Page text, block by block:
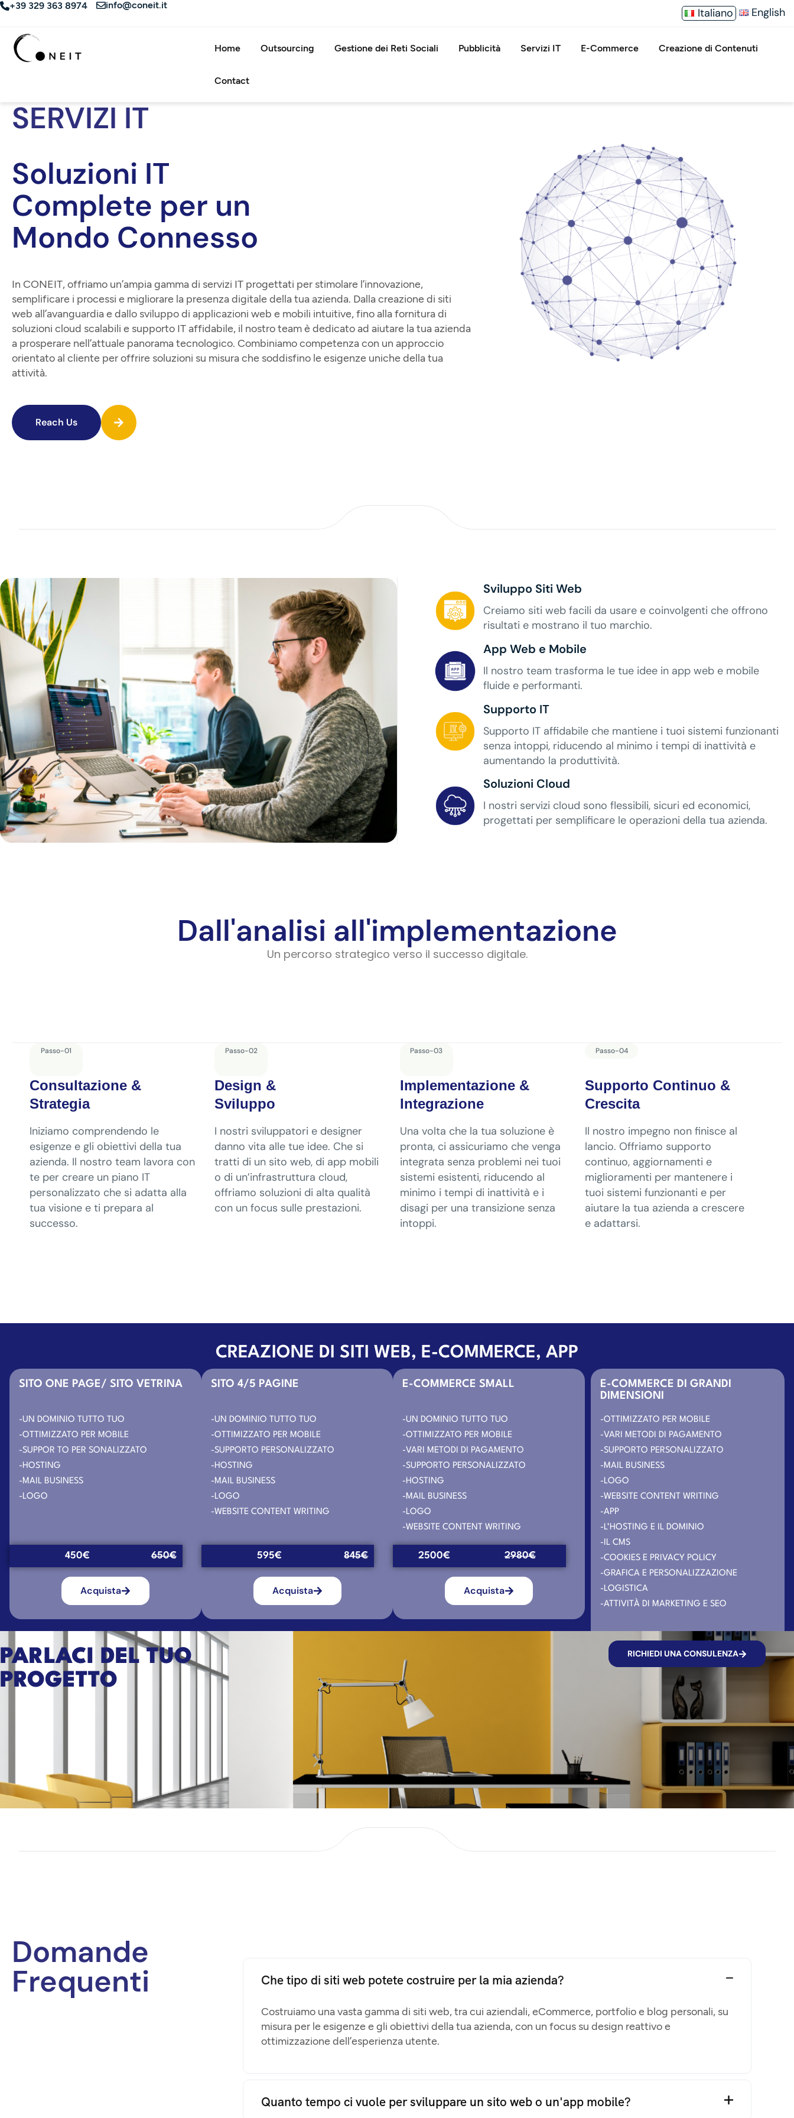
+39 329 363 8974 info@coneit.it
Italiano English
Home Outsourcing Gestione dei Reti Sociali Pubblicità Servizi IT E-Commerce Creazione di Contenuti
Contact
SERVIZI IT
Soluzioni IT
Complete per un
Mondo Connesso
In CONEIT, offriamo un’ampia gamma di servizi IT progettati per stimolare l’innovazione,
semplificare i processi e migliorare la presenza digitale della tua azienda. Dalla creazione di siti
web all’avanguardia e dallo sviluppo di applicazioni web e mobili intuitive, fino alla fornitura di
soluzioni cloud scalabili e supporto IT affidabile, il nostro team è dedicato ad aiutare la tua azienda
a prosperare nell’attuale panorama tecnologico. Combiniamo competenza con un approccio
orientato al cliente per offrire soluzioni su misura che soddisfino le esigenze uniche della tua
attività.
Reach Us
Sviluppo Siti Web
Creiamo siti web facili da usare e coinvolgenti che offrono
risultati e mostrano il tuo marchio.
App Web e Mobile
Il nostro team trasforma le tue idee in app web e mobile
fluide e performanti.
Supporto IT
Supporto IT affidabile che mantiene i tuoi sistemi funzionanti
senza intoppi, riducendo al minimo i tempi di inattività e
aumentando la produttività.
Soluzioni Cloud
I nostri servizi cloud sono flessibili, sicuri ed economici,
progettati per semplificare le operazioni della tua azienda.
Dall'analisi all'implementazione
Un percorso strategico verso il successo digitale.
Passo-01
Consultazione &
Strategia
Iniziamo comprendendo le
esigenze e gli obiettivi della tua
azienda. Il nostro team lavora con
te per creare un piano IT
personalizzato che si adatta alla
tua visione e ti prepara al
successo.
Passo-02
Design &
Sviluppo
I nostri sviluppatori e designer
danno vita alle tue idee. Che si
tratti di un sito web, di app mobili
o di un’infrastruttura cloud,
offriamo soluzioni di alta qualità
con un focus sulle prestazioni.
Passo-03
Implementazione &
Integrazione
Una volta che la tua soluzione è
pronta, ci assicuriamo che venga
integrata senza problemi nei tuoi
sistemi esistenti, riducendo al
minimo i tempi di inattività e i
disagi per una transizione senza
intoppi.
Passo-04
Supporto Continuo &
Crescita
Il nostro impegno non finisce al
lancio. Offriamo supporto
continuo, aggiornamenti e
miglioramenti per mantenere i
tuoi sistemi funzionanti e per
aiutare la tua azienda a crescere
e adattarsi.
CREAZIONE DI SITI WEB, E-COMMERCE, APP
SITO ONE PAGE/ SITO VETRINA
-UN DOMINIO TUTTO TUO
-OTTIMIZZATO PER MOBILE
-SUPPOR TO PER SONALIZZATO
-HOSTING
-MAIL BUSINESS
-LOGO
450€ 650€
Acquista
SITO 4/5 PAGINE
-UN DOMINIO TUTTO TUO
-OTTIMIZZATO PER MOBILE
-SUPPORTO PERSONALIZZATO
-HOSTING
-MAIL BUSINESS
-LOGO
-WEBSITE CONTENT WRITING
595€ 845€
Acquista
E-COMMERCE SMALL
-UN DOMINIO TUTTO TUO
-OTTIMIZZATO PER MOBILE
-VARI METODI DI PAGAMENTO
-SUPPORTO PERSONALIZZATO
-HOSTING
-MAIL BUSINESS
-LOGO
-WEBSITE CONTENT WRITING
2500€ 2980€
Acquista
E-COMMERCE DI GRANDI
DIMENSIONI
-OTTIMIZZATO PER MOBILE
-VARI METODI DI PAGAMENTO
-SUPPORTO PERSONALIZZATO
-MAIL BUSINESS
-LOGO
-WEBSITE CONTENT WRITING
-APP
-L’HOSTING E IL DOMINIO
-IL CMS
-COOKIES E PRIVACY POLICY
-GRAFICA E PERSONALIZZAZIONE
-LOGISTICA
-ATTIVITÀ DI MARKETING E SEO
PARLACI DEL TUO
PROGETTO
RICHIEDI UNA CONSULENZA
Domande
Frequenti Che tipo di siti web potete costruire per la mia azienda?
Costruiamo una vasta gamma di siti web, tra cui aziendali, eCommerce, portfolio e blog personali, su
misura per le esigenze e gli obiettivi della tua azienda, con un focus su design reattivo e
ottimizzazione dell’esperienza utente.
Quanto tempo ci vuole per sviluppare un sito web o un'app mobile?